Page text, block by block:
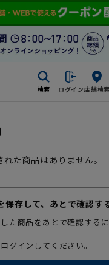
検索 ログイン店舗検索
た商品はありません。
保存して、あとで確認す
た商品をあとで確認する
グインしてください。